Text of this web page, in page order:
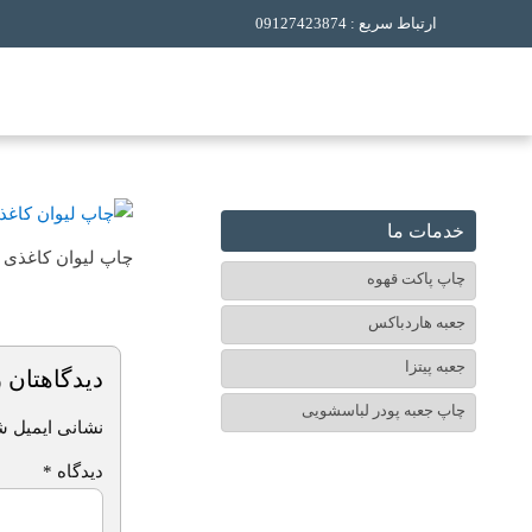
ارتباط سریع : 09127423874
چاپ لیوان
دیدگاهتان
نشانی ایمیل
دیدگاه *
خدمات ما
چاپ پاکت قهوه
جعبه هاردباکس
جعبه پیتزا
چاپ جعبه پودر لباسشویی